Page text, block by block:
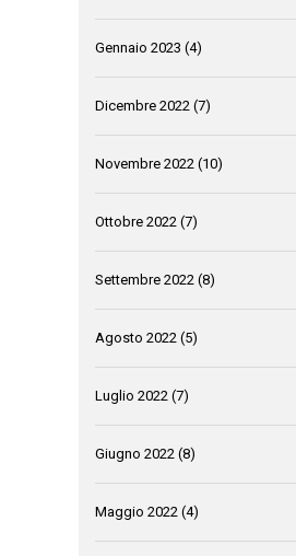
Gennaio 2023 (4)
Dicembre 2022 (7)
Novembre 2022 (10)
Ottobre 2022 (7)
Settembre 2022 (8)
Agosto 2022 (5)
Luglio 2022 (7)
Giugno 2022 (8)
Maggio 2022 (4)